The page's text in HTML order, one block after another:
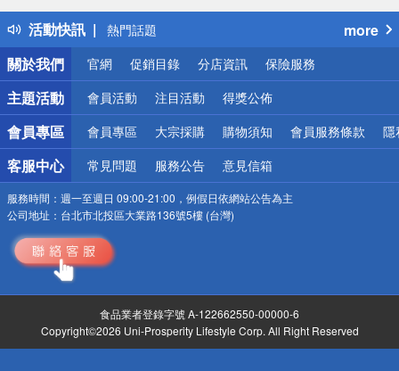
活動快訊
得獎公告
熱門話題
銀行優惠
偏遠地區配送
詐騙網頁！請小心！
more
關於我們
官網 促銷目錄 分店資訊 保險服務
主題活動 會員活動 注目活動 得獎公佈
會員專區 會員專區 大宗採購 購物須知 會員服務條款 隱
客服中心 常見問題 服務公告 意見信箱
服務時間： 週一至週日 09:00-21:00，例假日依網站公告為主
公司地址： 台北市北投區大業路136號5樓 (台灣)
食品業者登錄字號 A-122662550-00000-6
Copyright©2026 Uni-Prosperity Lifestyle Corp. All Right Reserved